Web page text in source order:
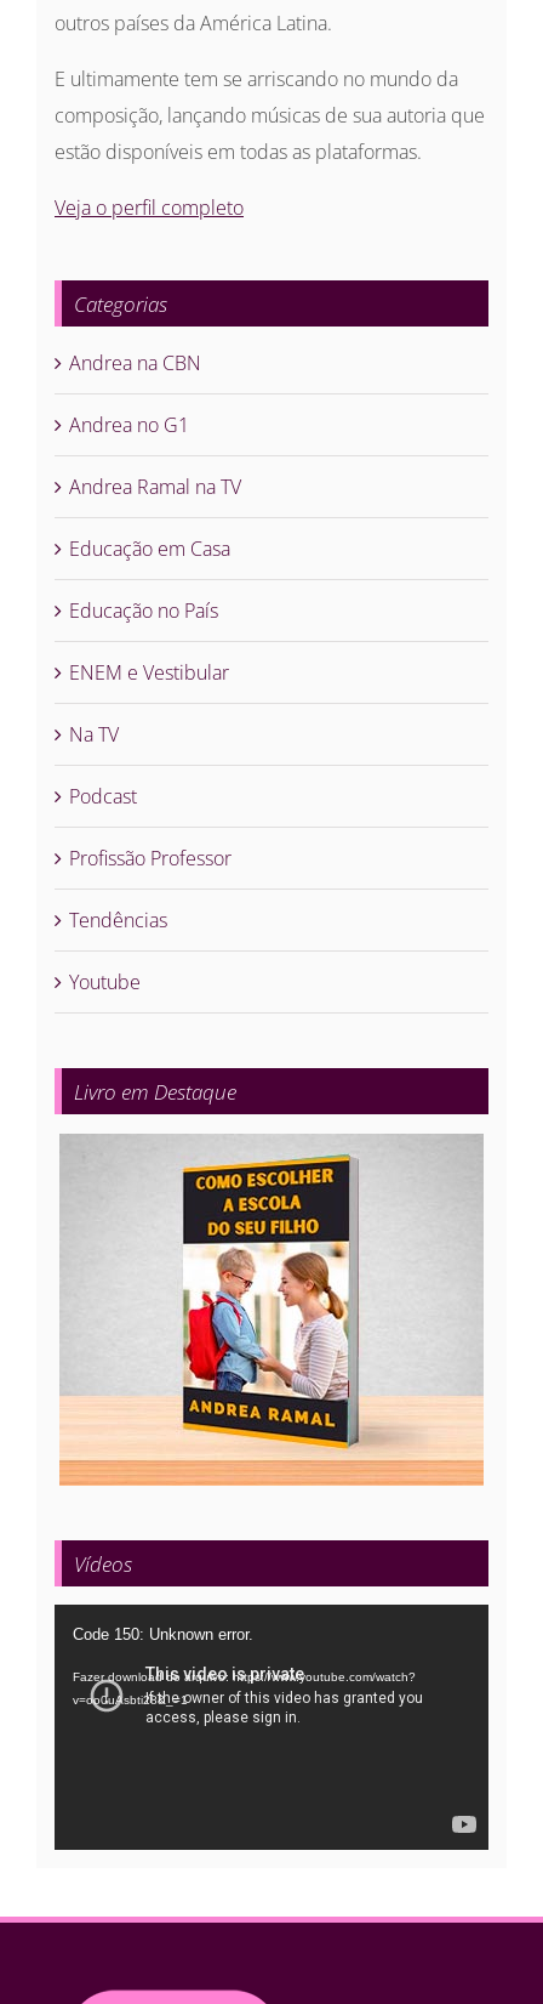
outros países da América Latina.
E ultimamente tem se arriscando no mundo da
composição, lançando músicas de sua autoria que
estão disponíveis em todas as plataformas.
Veja o perfil completo
Categorias
Andrea na CBN
Andrea no G1
Andrea Ramal na TV
Educação em Casa
Educação no País
ENEM e Vestibular
Na TV
Podcast
Profissão Professor
Tendências
Youtube
Livro em Destaque
Vídeos
Tocador
vídeo
Code 150: Unknown error.
Fazer download do arquivo: https://www.youtube.com/watch?
v=oo0uAsbti28&_=1